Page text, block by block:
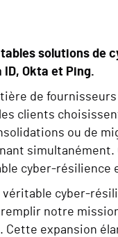
solutions de
Okta et Ping.
de
clients
ou de
cyber-résilience
cyber-
notre
expansion